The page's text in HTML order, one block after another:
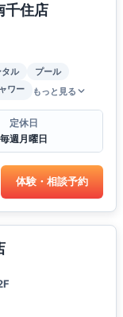
千住店
ル
プール
ワー もっと見る
定休日
毎週月曜日
体験・相談予約